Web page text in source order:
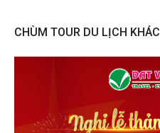
CHÙM TOUR DU LỊCH KHÁC